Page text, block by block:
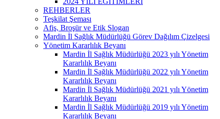
REHBERLER
Teşkilat Şeması
Afiş, Broşür ve Etik Slogan
Mardin İl Sağlık Müdürlüğü Görev Dağılım Çizelgesi
Yönetim Kararlılık Beyanı
Mardin İl Sağlık Müdürlüğü 2023 yılı Yönetim
Kararlılık Beyanı
Mardin İl Sağlık Müdürlüğü 2022 yılı Yönetim
Kararlılık Beyanı
Mardin İl Sağlık Müdürlüğü 2021 yılı Yönetim
Kararlılık Beyanı
Mardin İl Sağlık Müdürlüğü 2019 yılı Yönetim
Kararlılık Beyanı